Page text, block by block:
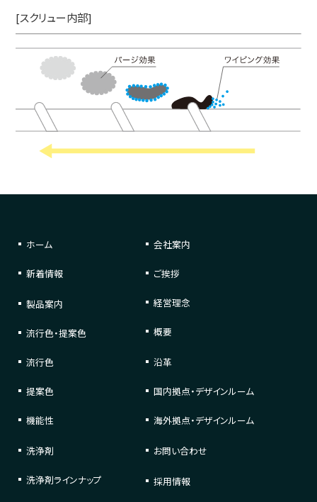
[スクリュー内部]
ホーム
新着情報
製品案内
流行色・提案色
流行色
提案色
機能性
洗浄剤
洗浄剤ラインナップ
会社案内
ご挨拶
経営理念
概要
沿革
国内拠点・デザインルーム
海外拠点・デザインルーム
お問い合わせ
採用情報